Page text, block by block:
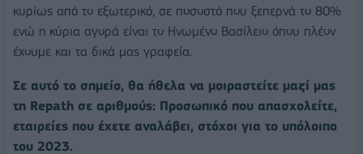
κυρίως από το εξωτερικό, σε ποσοστό που ξεπερνά το 80%
ενώ η κύρια αγορά είναι το Ηνωμένο Βασίλειο όπου πλέον
έχουμε και τα δικά μας γραφεία.
Σε αυτό το σημείο, θα ήθελα να μοιραστείτε μαζί μας
τη Repath σε αριθμούς: Προσωπικό που απασχολείτε,
εταιρείες που έχετε αναλάβει, στόχοι για το υπόλοιπο
του 2023.